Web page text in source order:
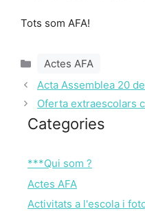
Tots som AFA!
Categories
Actes AFA
Acta Assemblea 20
Oferta extraescolars
Categories
***Qui som ?
Actes AFA
Activitats a l'escola i